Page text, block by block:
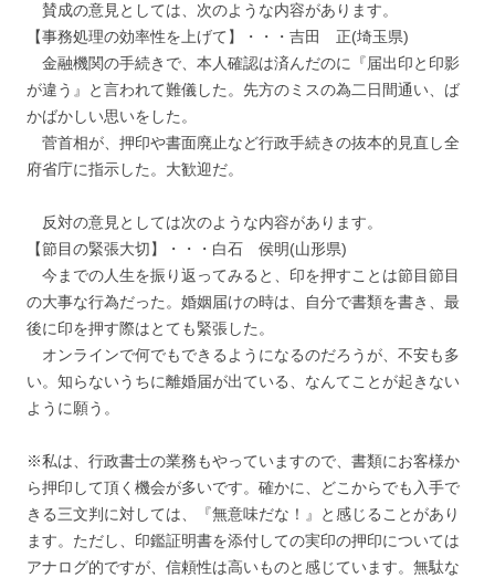
賛成の意見としては、次のような内容があります。
【事務処理の効率性を上げて】・・・吉田 正(埼玉県)
金融機関の手続きで、本人確認は済んだのに『届出印と印影
が違う』と言われて難儀した。先方のミスの為二日間通い、ば
かばかしい思いをした。
菅首相が、押印や書面廃止など行政手続きの抜本的見直し全
府省庁に指示した。大歓迎だ。
反対の意見としては次のような内容があります。
【節目の緊張大切】・・・白石 侯明(山形県)
今までの人生を振り返ってみると、印を押すことは節目節目
の大事な行為だった。婚姻届けの時は、自分で書類を書き、最
後に印を押す際はとても緊張した。
オンラインで何でもできるようになるのだろうが、不安も多
い。知らないうちに離婚届が出ている、なんてことが起きない
ように願う。
※私は、行政書士の業務もやっていますので、書類にお客様か
ら押印して頂く機会が多いです。確かに、どこからでも入手で
きる三文判に対しては、『無意味だな！』と感じることがあり
ます。ただし、印鑑証明書を添付しての実印の押印については
アナログ的ですが、信頼性は高いものと感じています。無駄な